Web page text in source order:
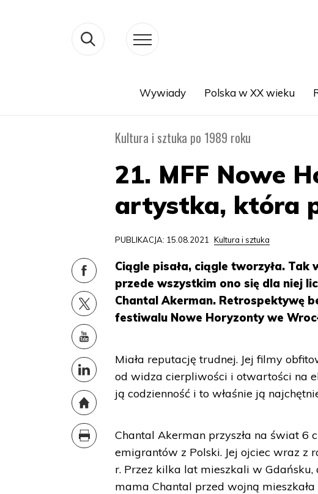
Wywiady Polska w XX wieku
Kultura i sztuka po 1989 roku
21. MFF Nowe
artystka, która
PUBLIKACJA: 15.08.2021 Kultura i sztuka
Ciągle pisała, ciągle tworzyła. Tak
przede wszystkim ono się dla niej
Chantal Akerman. Retrospektywę
festiwalu Nowe Horyzonty we
Miała reputację trudnej. Jej filmy
od widza cierpliwości i otwartości na
ją codzienność i to właśnie ją
Chantal Akerman przyszła na świat 6
emigrantów z Polski. Jej ojciec wraz z
r. Przez kilka lat mieszkali w
mama Chantal przed wojną